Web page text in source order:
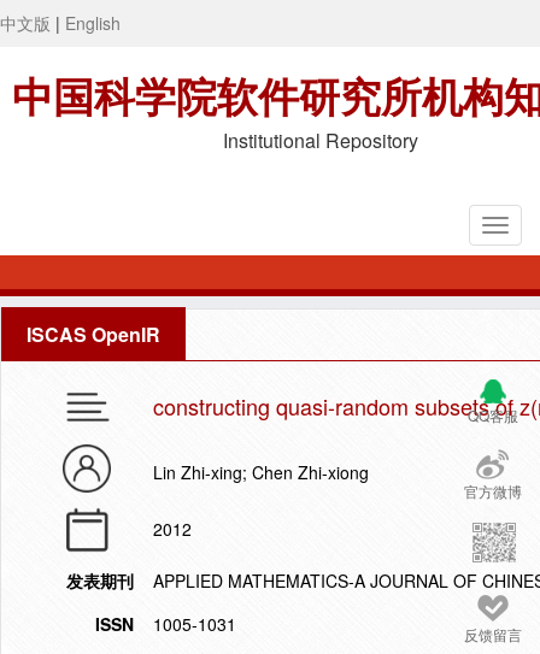
中文版 | English
中国科学院软件研究所机构
Institutional Repository
ISCAS OpenIR
QQ客服
官方微博
反馈留言
constructing quasi-random subsets of
Lin Zhi-xing; Chen Zhi-xiong
2012
发表期刊
APPLIED MATHEMATICS-A JOURNAL OF
ISSN
1005-1031